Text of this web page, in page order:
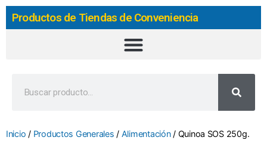
Productos de Tiendas de Conveniencia
Inicio / Productos Generales / Alimentación/ Quinoa SOS 250g.